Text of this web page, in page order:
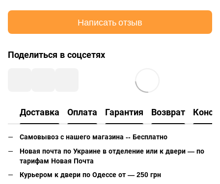
Написать отзыв
Поделиться в соцсетях
Доставка Оплата Гарантия Возврат
Самовывоз с нашего магазина -- Бесплатно
Новая почта по Украине в отделение или к двери — по
тарифам Новая Почта
Курьером к двери по Одессе от — 250 грн